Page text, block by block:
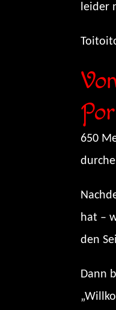
leider
650
hat –
den
Dann